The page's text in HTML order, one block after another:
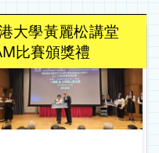
大學黃麗松講堂
比賽頒獎禮